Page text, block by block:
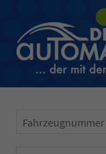
Fahrzeugnummer